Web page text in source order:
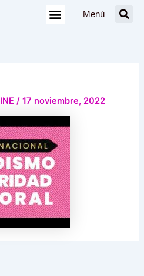
Menú
INE/17 noviembre, 2022